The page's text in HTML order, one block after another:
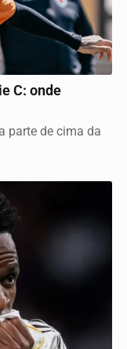
C: onde
parte de cima da